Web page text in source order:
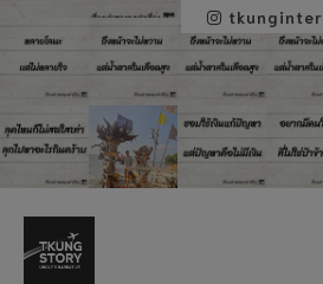
tkunginter